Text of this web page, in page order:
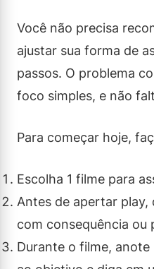
Você não precisa
ajustar sua forma de
passos. O problema
foco simples, e não
Para começar hoje,
Escolha 1 filme para
Antes de apertar
com consequência ou
Durante o filme,